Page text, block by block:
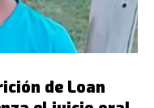
de Loan